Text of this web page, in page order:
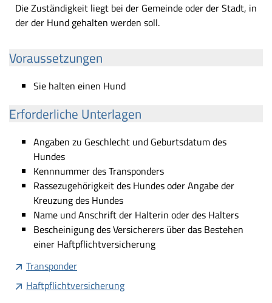
Die Zuständigkeit liegt bei der Gemeinde oder der Stadt, in
der der Hund gehalten werden soll.
Voraussetzungen
Sie halten einen Hund
Erforderliche Unterlagen
Angaben zu Geschlecht und Geburtsdatum des
Hundes
Kennnummer des Transponders
Rassezugehörigkeit des Hundes oder Angabe der
Kreuzung des Hundes
Name und Anschrift der Halterin oder des Halters
Bescheinigung des Versicherers über das Bestehen
einer Haftpflichtversicherung
Transponder
Haftpflichtversicherung